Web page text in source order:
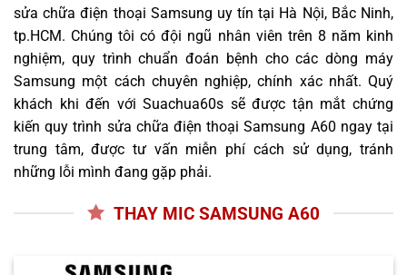
sửa chữa điện thoại Samsung uy tín tại Hà Nội, Bắc Ninh,
tp.HCM. Chúng tôi có đội ngũ nhân viên trên 8 năm kinh
nghiệm, quy trình chuẩn đoán bệnh cho các dòng máy
Samsung một cách chuyên nghiệp, chính xác nhất. Quý
khách khi đến với Suachua60s sẽ được tận mắt chứng
kiến quy trình sửa chữa điện thoại Samsung A60 ngay tại
trung tâm, được tư vấn miễn phí cách sử dụng, tránh
những lỗi mình đang gặp phải.
THAY MIC SAMSUNG A60